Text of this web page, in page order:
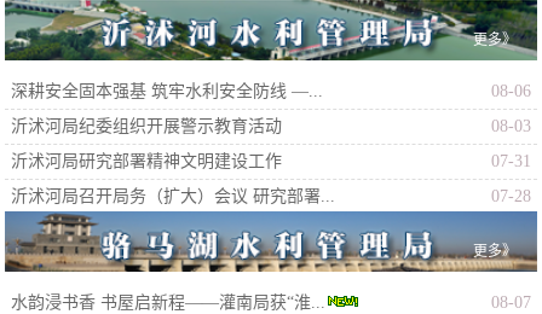
更多》
深耕安全固本强基 筑牢水利安全防线 —...
08-06
沂沭河局纪委组织开展警示教育活动
08-03
沂沭河局研究部署精神文明建设工作
07-31
沂沭河局召开局务（扩大）会议 研究部署...
07-28
更多》
水韵浸书香 书屋启新程——灌南局获“淮...
08-07